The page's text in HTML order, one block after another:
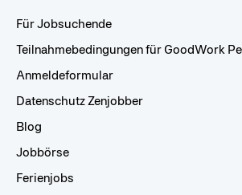
Für Jobsuchende
Teilnahmebedingungen für GoodWork
Anmeldeformular
Datenschutz Zenjobber
Blog
Jobbörse
Ferienjobs